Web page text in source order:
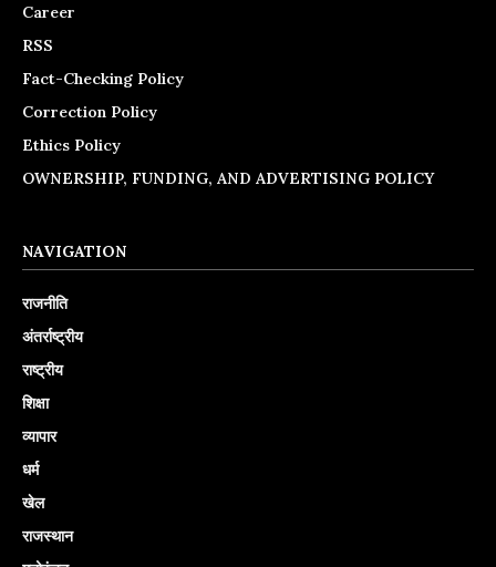
Career
RSS
Fact-Checking Policy
Correction Policy
Ethics Policy
OWNERSHIP, FUNDING, AND ADVERTISING POLICY
NAVIGATION
राजनीति
अंतर्राष्ट्रीय
राष्ट्रीय
शिक्षा
व्यापार
धर्म
खेल
राजस्थान